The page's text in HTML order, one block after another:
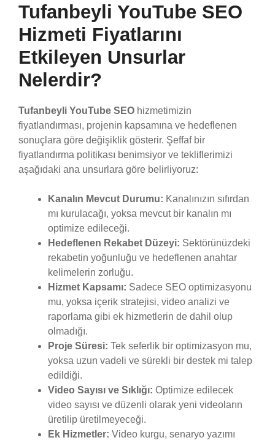
Tufanbeyli YouTube SEO
Hizmeti Fiyatlarını
Etkileyen Unsurlar
Nelerdir?
Tufanbeyli YouTube SEO hizmetimizin
fiyatlandırması, projenin kapsamına ve hedeflenen
sonuçlara göre değişiklik gösterir. Şeffaf bir
fiyatlandırma politikası benimsiyor ve tekliflerimizi
aşağıdaki ana unsurlara göre belirliyoruz:
Kanalın Mevcut Durumu: Kanalınızın sıfırdan
mı kurulacağı, yoksa mevcut bir kanalın mı
optimize edileceği.
Hedeflenen Rekabet Düzeyi: Sektörünüzdeki
rekabetin yoğunluğu ve hedeflenen anahtar
kelimelerin zorluğu.
Hizmet Kapsamı: Sadece SEO optimizasyonu
mu, yoksa içerik stratejisi, video analizi ve
raporlama gibi ek hizmetlerin de dahil olup
olmadığı.
Proje Süresi: Tek seferlik bir optimizasyon mu,
yoksa uzun vadeli ve sürekli bir destek mi talep
edildiği.
Video Sayısı ve Sıklığı: Optimize edilecek
video sayısı ve düzenli olarak yeni videoların
üretilip üretilmeyeceği.
Ek Hizmetler: Video kurgu, senaryo yazımı